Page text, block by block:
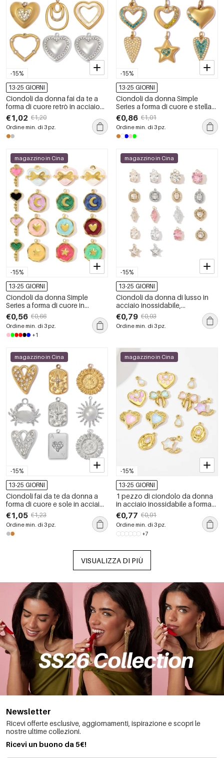
-15%
13-25 GIORNI
Ciondoli da donna fai da te a
forma di cuore retrò in acciaio
inossidabile color oro
impermeabile con strass
€1,02 €1,20
Ordine min. di 3 pz.
-15%
13-25 GIORNI
Ciondoli da donna Simple
Series a forma di cuore e stella
in acciaio inossidabile,
impermeabili, color oro, con
strass.
€0,86 €1,01
Ordine min. di 3 pz.
-15%
magazzino in Cina
13-25 GIORNI
Ciondoli da donna Simple
Series a forma di cuore in
smalto, in acciaio inossidabile,
impermeabili, color oro.
€0,56 €0,66
Ordine min. di 3 pz.
+1
-15%
magazzino in Cina
13-25 GIORNI
Ciondoli da donna di lusso in
acciaio inossidabile,
impermeabili e dalla forma
geometrica semplice, con
zirconi, della serie Luxurious.
€0,79 €0,93
Ordine min. di 3 pz.
-15%
magazzino in Cina
13-25 GIORNI
Ciondoli fai da te da donna a
forma di cuore e sole in acciaio
inossidabile, impermeabili, color
oro, con strass.
€1,05 €1,23
Ordine min. di 3 pz.
-15%
magazzino in Cina
13-25 GIORNI
1 pezzo di ciondolo da donna
in acciaio inossidabile a forma
di cuore, impermeabile, color
oro
€0,77 €0,91
Ordine min. di 3 pz.
+7
VISUALIZZA DI PIÙ
Newsletter
Ricevi offerte esclusive, aggiornamenti, ispirazione e scopri le
nostre ultime collezioni.
Ricevi un buono da 5€!